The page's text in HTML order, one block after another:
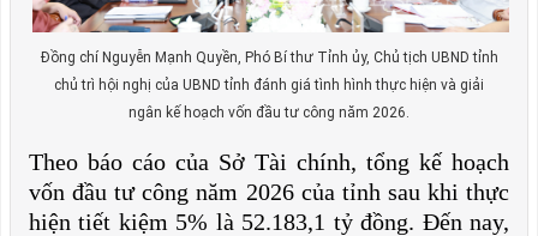
Đồng chí Nguyễn Mạnh Quyền, Phó Bí thư Tỉnh ủy, Chủ tịch UBND tỉnh
chủ trì hội nghị của UBND tỉnh đánh giá tình hình thực hiện và giải
ngân kế hoạch vốn đầu tư công năm 2026.
Theo báo cáo của Sở Tài chính, tổng kế hoạch
vốn đầu tư công năm 2026 của tỉnh sau khi thực
hiện tiết kiệm 5% là 52.183,1 tỷ đồng. Đến nay,